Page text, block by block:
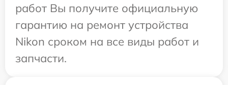
работ Вы получите официальную
гарантию на ремонт устройства
Nikon сроком на все виды работ и
запчасти.